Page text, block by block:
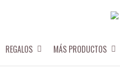
REGALOS MÁS PRODUCTOS